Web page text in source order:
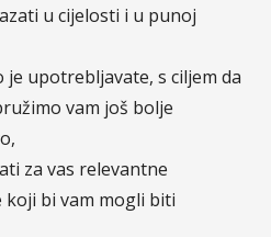
osigurateljno društvo
europska osiguratelja:
životno osiguranje,
Maribor. Na
Sava, d.d. / Sava
putem svoje podružnice
Hrvatska.
grupi Sava čini nas
financijskih grupacija u JI
u cijelosti i u punoj
upotrebljavate, s ciljem da
vam još bolje
za vas relevantne
koji bi vam mogli biti